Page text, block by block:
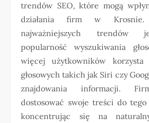
trendów SEO, które mogą
działania firm w
najważniejszych trendów
popularność wyszukiwania
więcej użytkowników korzysta
głosowych takich jak Siri czy
znajdowania informacji.
dostosować swoje treści do
koncentrując się na